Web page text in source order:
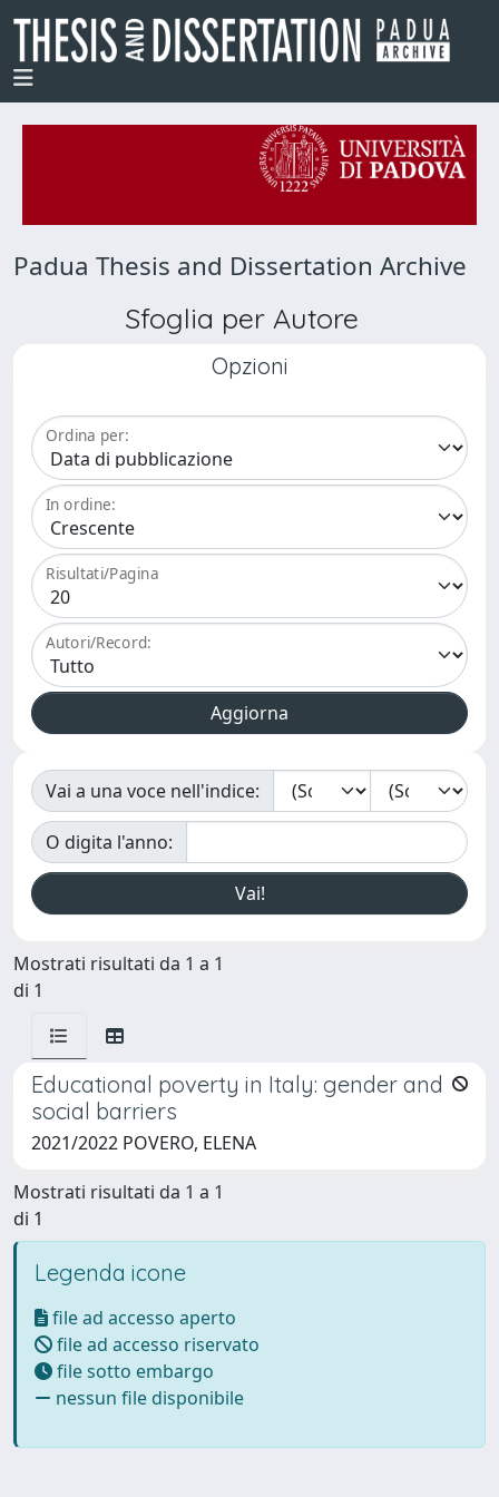
Padua Thesis and Dissertation Archive
Sfoglia per Autore
Opzioni
Ordina per:
In ordine:
Risultati/Pagina
Autori/Record:
Vai a una voce nell'indice:
O digita l'anno:
Mostrati risultati da 1 a 1
di 1
Educational poverty in Italy: gender and
social barriers
2021/2022 POVERO, ELENA
Mostrati risultati da 1 a 1
di 1
Legenda icone
file ad accesso aperto
file ad accesso riservato
file sotto embargo
nessun file disponibile